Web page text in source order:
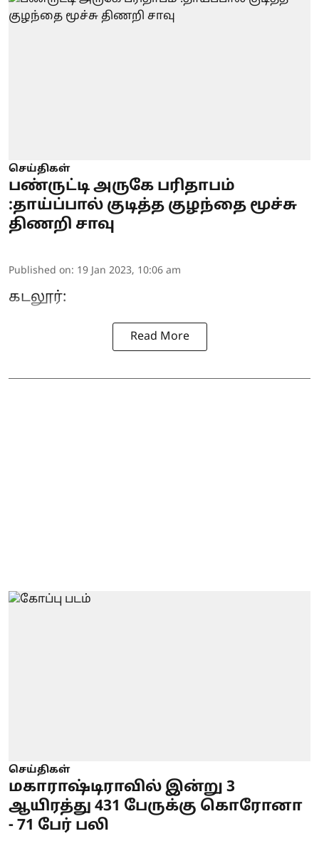
செய்திகள்
பண்ருட்டி அருகே பரிதாபம்
:தாய்ப்பால் குடித்த குழந்தை மூச்சு
திணறி சாவு
Published on: 19 Jan 2023, 10:06 am
கடலூர்:
Read More
செய்திகள்
மகாராஷ்டிராவில் இன்று 3
ஆயிரத்து 431 பேருக்கு கொரோனா
- 71 பேர் பலி